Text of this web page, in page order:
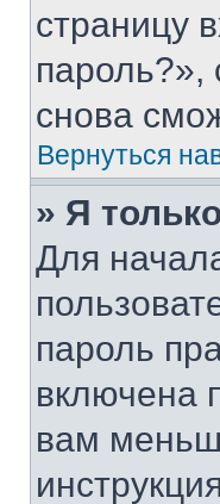
страницу
пароль?»,
снова
Вернуться
» Я
Для
пароль
включена
вам